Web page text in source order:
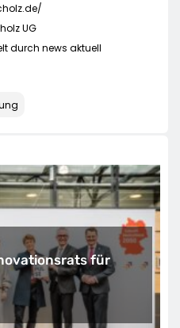
UG
durch news aktuell
für